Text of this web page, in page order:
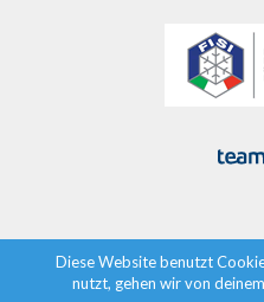
Diese Website benutzt
nutzt, gehen wir von